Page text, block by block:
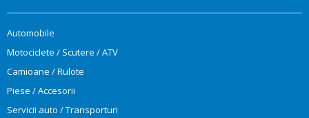
Automobile
Motociclete / Scutere / ATV
Camioane / Rulote
Piese / Accesorii
Servicii auto / Transporturi